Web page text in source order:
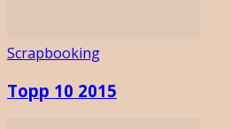
Scrapbooking
Topp 10 2015